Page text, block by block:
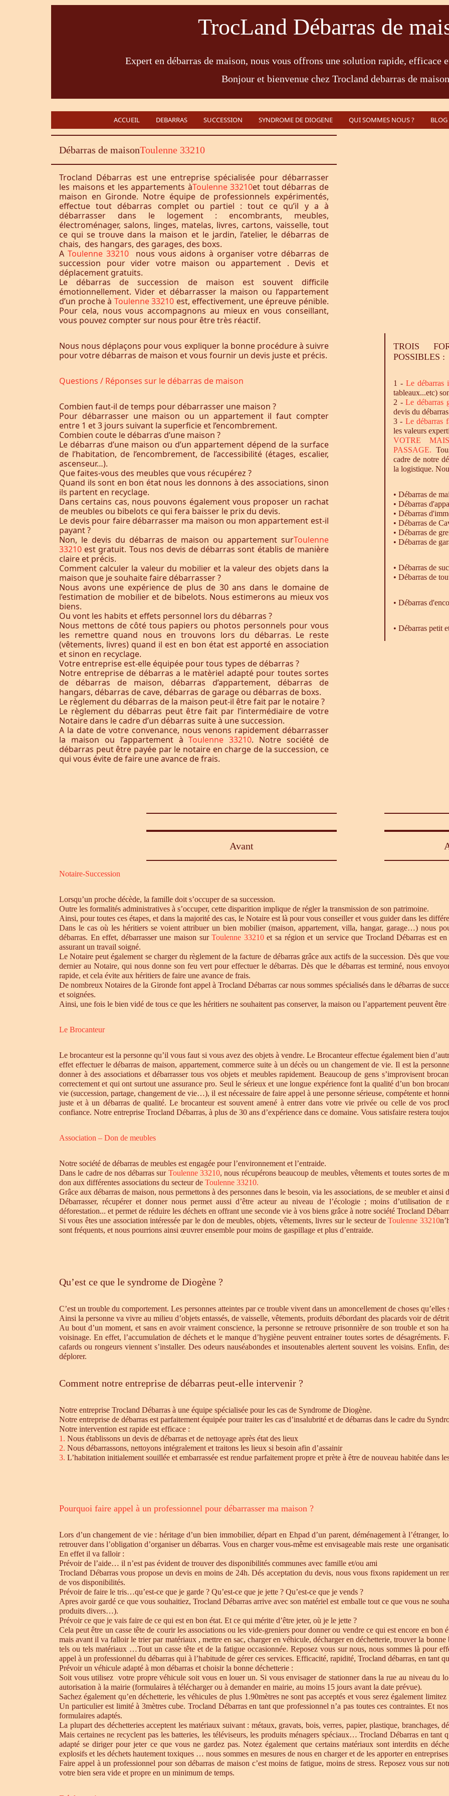
TrocLand Débarras de
Expert en débarras de maison, nous vous offrons une solution rapide, efficace
Bonjour et bienvenue chez Trocland debarras de
ACCUEIL DEBARRAS SUCCESSION SYNDROME DE DIOGENE QUI SOMMES NOUS ? BLOG
Débarras de maisonToulenne 33210
Trocland Débarras est une entreprise spécialisée pour débarrasser
les maisons et les appartements àToulenne 33210et tout débarras de
maison en Gironde. Notre équipe de professionnels expérimentés,
effectue tout débarras complet ou partiel : tout ce qu’il y a à
débarrasser dans le logement : encombrants, meubles,
électroménager, salons, linges, matelas, livres, cartons, vaisselle, tout
ce qui se trouve dans la maison et le jardin, l’atelier, le débarras de
chais, des hangars, des garages, des boxs.
A Toulenne 33210 nous vous aidons à organiser votre débarras de
succession pour vider votre maison ou appartement . Devis et
déplacement gratuits.
Le débarras de succession de maison est souvent difficile
émotionnellement. Vider et débarrasser la maison ou l’appartement
d’un proche à Toulenne 33210 est, effectivement, une épreuve pénible.
Pour cela, nous vous accompagnons au mieux en vous conseillant,
vous pouvez compter sur nous pour être très réactif.
Nous nous déplaçons pour vous expliquer la bonne procédure à suivre
pour votre débarras de maison et vous fournir un devis juste et précis.
Questions / Réponses sur le débarras de maison
Combien faut-il de temps pour débarrasser une maison ?
Pour débarrasser une maison ou un appartement il faut compter
entre 1 et 3 jours suivant la superficie et l’encombrement.
Combien coute le débarras d’une maison ?
Le débarras d’une maison ou d’un appartement dépend de la surface
de l’habitation, de l’encombrement, de l’accessibilité (étages, escalier,
ascenseur…).
Que faites-vous des meubles que vous récupérez ?
Quand ils sont en bon état nous les donnons à des associations, sinon
ils partent en recyclage.
Dans certains cas, nous pouvons également vous proposer un rachat
de meubles ou bibelots ce qui fera baisser le prix du devis.
Le devis pour faire débarrasser ma maison ou mon appartement est-il
payant ?
Non, le devis du débarras de maison ou appartement surToulenne
33210 est gratuit. Tous nos devis de débarras sont établis de manière
claire et précis.
Comment calculer la valeur du mobilier et la valeur des objets dans la
maison que je souhaite faire débarrasser ?
Nous avons une expérience de plus de 30 ans dans le domaine de
l’estimation de mobilier et de bibelots. Nous estimerons au mieux vos
biens.
Ou vont les habits et effets personnel lors du débarras ?
Nous mettons de côté tous papiers ou photos personnels pour vous
les remettre quand nous en trouvons lors du débarras. Le reste
(vêtements, livres) quand il est en bon état est apporté en association
et sinon en recyclage.
Votre entreprise est-elle équipée pour tous types de débarras ?
Notre entreprise de débarras a le matèriel adapté pour toutes sortes
de débarras de maison, débarras d’appartement, débarras de
hangars, débarras de cave, débarras de garage ou débarras de boxs.
Le règlement du débarras de la maison peut-il être fait par le notaire ?
Le règlement du débarras peut être fait par l’intermédiaire de votre
Notaire dans le cadre d’un débarras suite à une succession.
A la date de votre convenance, nous venons rapidement débarrasser
la maison ou l’appartement àToulenne 33210. Notre société de
débarras peut être payée par le notaire en charge de la succession, ce
qui vous évite de faire une avance de frais.
TROIS
POSSIBLES :
1 -Ledébarras
tableaux...etc)
2 -Ledébarras
devis du
3 - Ledébarras
les valeurs
VOTRE
PASSAGE.
cadre de notre
la logistique.
• Débarras de
• Débarras
• Débarras
• Débarras de
• Débarras de
• Débarras de
• Débarras de
• Débarras de
• Débarras
• Débarras petit
Avant
Notaire-Succession
Lorsqu’un proche décède, la famille doit s’occuper de sa succession.
Outre les formalités administratives à s’occuper, cette disparition implique de régler la transmission de son patrimoine.
Ainsi, pour toutes ces étapes, et dans la majorité des cas, le Notaire est là pour vous conseiller et vous guider dans les
Dans le cas où les héritiers se voient attribuer un bien mobilier (maison, appartement, villa, hangar, garage…) nous
débarras. En effet, débarrasser une maison surToulenne 33210et sa région et un service que Trocland Débarras est
assurant un travail soigné.
Le Notaire peut également se charger du règlement de la facture de débarras grâce aux actifs de la succession. Dès que
dernier au Notaire, qui nous donne son feu vert pour effectuer le débarras. Dès que le débarras est terminé, nous
rapide, et cela évite aux héritiers de faire une avance de frais.
De nombreux Notaires de la Gironde font appel à Trocland Débarras car nous sommes spécialisés dans le débarras de
et soignées.
Ainsi, une fois le bien vidé de tous ce que les héritiers ne souhaitent pas conserver, la maison ou l’appartement peuvent
Le Brocanteur
Le brocanteur est la personne qu’il vous faut si vous avez des objets à vendre. Le Brocanteur effectue également bien
effet effectuer le débarras de maison, appartement, commerce suite à un décès ou un changement de vie. Il est la
donner à des associations et débarrasser tous vos objets et meubles rapidement. Beaucoup de gens s’improvisent
correctement et qui ont surtout une assurance pro. Seul le sérieux et une longue expérience font la qualité d’un bon
vie (succession, partage, changement de vie…), il est nécessaire de faire appel à une personne sérieuse, compétente et
juste et à un débarras de qualité. Le brocanteur est souvent amené à entrer dans votre vie privée ou celle de vos
confiance. Notre entreprise Trocland Débarras, à plus de 30 ans d’expérience dans ce domaine. Vous satisfaire restera
Association – Don de meubles
Notre société de débarras de meubles est engagée pour l’environnement et l’entraide.
Dans le cadre de nos débarras sur Toulenne 33210, nous récupérons beaucoup de meubles, vêtements et toutes sortes de
don aux différentes associations du secteur de Toulenne 33210.
Grâce aux débarras de maison, nous permettons à des personnes dans le besoin, via les associations, de se meubler et
Débarrasser, récupérer et donner nous permet aussi d’être acteur au niveau de l’écologie ; moins d’utilisation
déforestation... et permet de réduire les déchets en offrant une seconde vie à vos biens grâce à notre société Trocland
Si vous êtes une association intéressée par le don de meubles, objets, vêtements, livres sur le secteur deToulenne 33210
sont fréquents, et nous pourrions ainsi œuvrer ensemble pour moins de gaspillage et plus d’entraide.
Qu’est ce que le syndrome de Diogène ?
C’est un trouble du comportement. Les personnes atteintes par ce trouble vivent dans un amoncellement de choses
Ainsi la personne va vivre au milieu d’objets entassés, de vaisselle, vêtements, produits débordant des placards voir de
Au bout d’un moment, et sans en avoir vraiment conscience, la personne se retrouve prisonnière de son trouble et son
voisinage. En effet, l’accumulation de déchets et le manque d’hygiène peuvent entrainer toutes sortes de désagréments.
cafards ou rongeurs viennent s’installer. Des odeurs nauséabondes et insoutenables alertent souvent les voisins. Enfin,
déplorer.
Comment notre entreprise de débarras peut-elle intervenir ?
Notre entreprise Trocland Débarras à une équipe spécialisée pour les cas de Syndrome de Diogène.
Notre entreprise de débarras est parfaitement équipée pour traiter les cas d’insalubrité et de débarras dans le cadre du
Notre intervention est rapide est efficace :
1. Nous établissons un devis de débarras et de nettoyage après état des lieux
2. Nous débarrassons, nettoyons intégralement et traitons les lieux si besoin afin d’assainir
3. L’habitation initialement souillée et embarrassée est rendue parfaitement propre et prète à être de nouveau habitée dans
Pourquoi faire appel à un professionnel pour débarrasser ma maison ?
Lors d’un changement de vie : héritage d’un bien immobilier, départ en Ehpad d’un parent, déménagement à
retrouver dans l’obligation d’organiser un débarras. Vous en charger vous-même est envisageable mais reste une
En effet il va falloir :
Prévoir de l’aide… il n’est pas évident de trouver des disponibilités communes avec famille et/ou ami
Trocland Débarras vous propose un devis en moins de 24h. Dés acceptation du devis, nous vous fixons rapidement un
de vos disponibilités.
Prévoir de faire le tris…qu’est-ce que je garde ? Qu’est-ce que je jette ? Qu’est-ce que je vends ?
Apres avoir gardé ce que vous souhaitiez, Trocland Débarras arrive avec son matériel est emballe tout ce que vous ne
produits divers…).
Prévoir ce que je vais faire de ce qui est en bon état. Et ce qui mérite d’être jeter, où je le jette ?
Cela peut être un casse tête de courir les associations ou les vide-greniers pour donner ou vendre ce qui est encore en bon
mais avant il va falloir le trier par matériaux , mettre en sac, charger en véhicule, décharger en déchetterie, trouver la
tels ou tels matériaux …Tout un casse tête et de la fatigue occasionnée. Reposez vous sur nous, nous sommes là pour
appel à un professionnel du débarras qui à l’habitude de gérer ces services. Efficacité, rapidité, Trocland débarras, en tant
Prévoir un véhicule adapté à mon débarras et choisir la bonne déchetterie :
Soit vous utilisez votre propre véhicule soit vous en louer un. Si vous envisager de stationner dans la rue au niveau du
autorisation à la mairie (formulaires à télécharger ou à demander en mairie, au moins 15 jours avant la date prévue).
Sachez également qu’en déchetterie, les véhicules de plus 1.90mètres ne sont pas acceptés et vous serez également
Un particulier est limité à 3mètres cube. Trocland Débarras en tant que professionnel n’a pas toutes ces contraintes. Et
formulaires adaptés.
La plupart des déchetteries acceptent les matériaux suivant : métaux, gravats, bois, verres, papier, plastique, branchages,
Mais certaines ne recyclent pas les batteries, les téléviseurs, les produits ménagers spéciaux… Trocland Débarras en tant
adapté se diriger pour jeter ce que vous ne gardez pas. Notez également que certains matériaux sont interdits en
explosifs et les déchets hautement toxiques … nous sommes en mesures de nous en charger et de les apporter en
Faire appel à un professionnel pour son débarras de maison c’est moins de fatigue, moins de stress. Reposez vous sur
votre bien sera vide et propre en un minimum de temps.